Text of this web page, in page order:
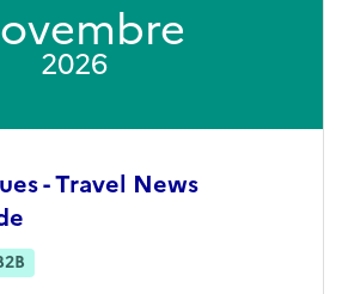
- Travel News
2026